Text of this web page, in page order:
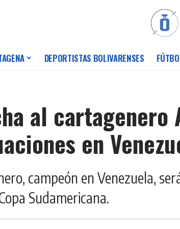
DEPORTISTAS BOLIVARENSES
al
en
campeón en Venezuela,
Sudamericana.